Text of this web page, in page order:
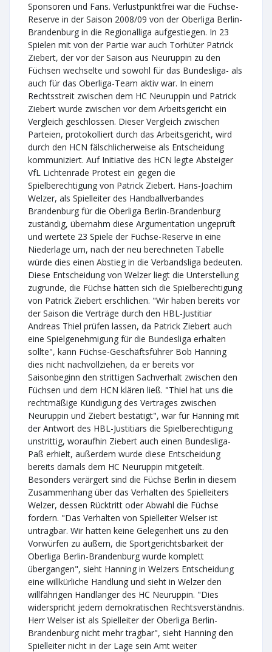
Sponsoren und Fans. Verlustpunktfrei war die Füchse-
Reserve in der Saison 2008/09 von der Oberliga Berlin-
Brandenburg in die Regionalliga aufgestiegen. In 23
Spielen mit von der Partie war auch Torhüter Patrick
Ziebert, der vor der Saison aus Neuruppin zu den
Füchsen wechselte und sowohl für das Bundesliga- als
auch für das Oberliga-Team aktiv war. In einem
Rechtsstreit zwischen dem HC Neuruppin und Patrick
Ziebert wurde zwischen vor dem Arbeitsgericht ein
Vergleich geschlossen. Dieser Vergleich zwischen
Parteien, protokolliert durch das Arbeitsgericht, wird
durch den HCN fälschlicherweise als Entscheidung
kommuniziert. Auf Initiative des HCN legte Absteiger
VfL Lichtenrade Protest ein gegen die
Spielberechtigung von Patrick Ziebert. Hans-Joachim
Welzer, als Spielleiter des Handballverbandes
Brandenburg für die Oberliga Berlin-Brandenburg
zuständig, übernahm diese Argumentation ungeprüft
und wertete 23 Spiele der Füchse-Reserve in eine
Niederlage um, nach der neu berechneten Tabelle
würde dies einen Abstieg in die Verbandsliga bedeuten.
Diese Entscheidung von Welzer liegt die Unterstellung
zugrunde, die Füchse hätten sich die Spielberechtigung
von Patrick Ziebert erschlichen. "Wir haben bereits vor
der Saison die Verträge durch den HBL-Justitiar
Andreas Thiel prüfen lassen, da Patrick Ziebert auch
eine Spielgenehmigung für die Bundesliga erhalten
sollte", kann Füchse-Geschäftsführer Bob Hanning
dies nicht nachvollziehen, da er bereits vor
Saisonbeginn den strittigen Sachverhalt zwischen den
Füchsen und dem HCN klären ließ. "Thiel hat uns die
rechtmäßige Kündigung des Vertrages zwischen
Neuruppin und Ziebert bestätigt", war für Hanning mit
der Antwort des HBL-Justitiars die Spielberechtigung
unstrittig, woraufhin Ziebert auch einen Bundesliga-
Paß erhielt, außerdem wurde diese Entscheidung
bereits damals dem HC Neuruppin mitgeteilt.
Besonders verärgert sind die Füchse Berlin in diesem
Zusammenhang über das Verhalten des Spielleiters
Welzer, dessen Rücktritt oder Abwahl die Füchse
fordern. "Das Verhalten von Spielleiter Welser ist
untragbar. Wir hatten keine Gelegenheit uns zu den
Vorwürfen zu äußern, die Sportgerichtsbarkeit der
Oberliga Berlin-Brandenburg wurde komplett
übergangen", sieht Hanning in Welzers Entscheidung
eine willkürliche Handlung und sieht in Welzer den
willfährigen Handlanger des HC Neuruppin. "Dies
widerspricht jedem demokratischen Rechtsverständnis.
Herr Welser ist als Spielleiter der Oberliga Berlin-
Brandenburg nicht mehr tragbar", sieht Hanning den
Spielleiter nicht in der Lage sein Amt weiter